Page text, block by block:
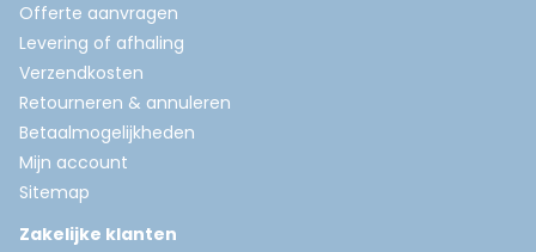
Offerte aanvragen
Levering of afhaling
Verzendkosten
Retourneren & annuleren
Betaalmogelijkheden
Mijn account
Sitemap
Zakelijke klanten